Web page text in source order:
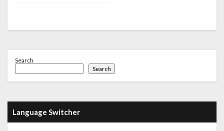
Search
Search
Language Switcher